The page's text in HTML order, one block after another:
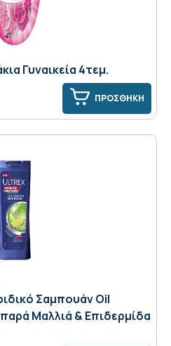
Γυναικεία 4τεμ.
ΠΡΟΣΘΗΚΗ
Σαμπουάν Oil
Μαλλιά & Επιδερμίδα